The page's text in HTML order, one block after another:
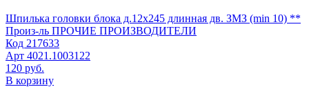
Шпилька головки блока д.12х245 длинная дв. ЗМЗ (min 10) **
Произ-ль ПРОЧИЕ ПРОИЗВОДИТЕЛИ
Код 217633
Арт 4021.1003122
120 руб.
В корзину